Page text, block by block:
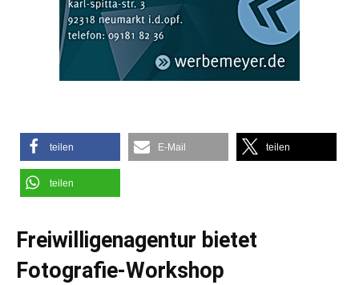
teilen E-Mail teilen
teilen
Freiwilligenagentur bietet
Fotografie-Workshop